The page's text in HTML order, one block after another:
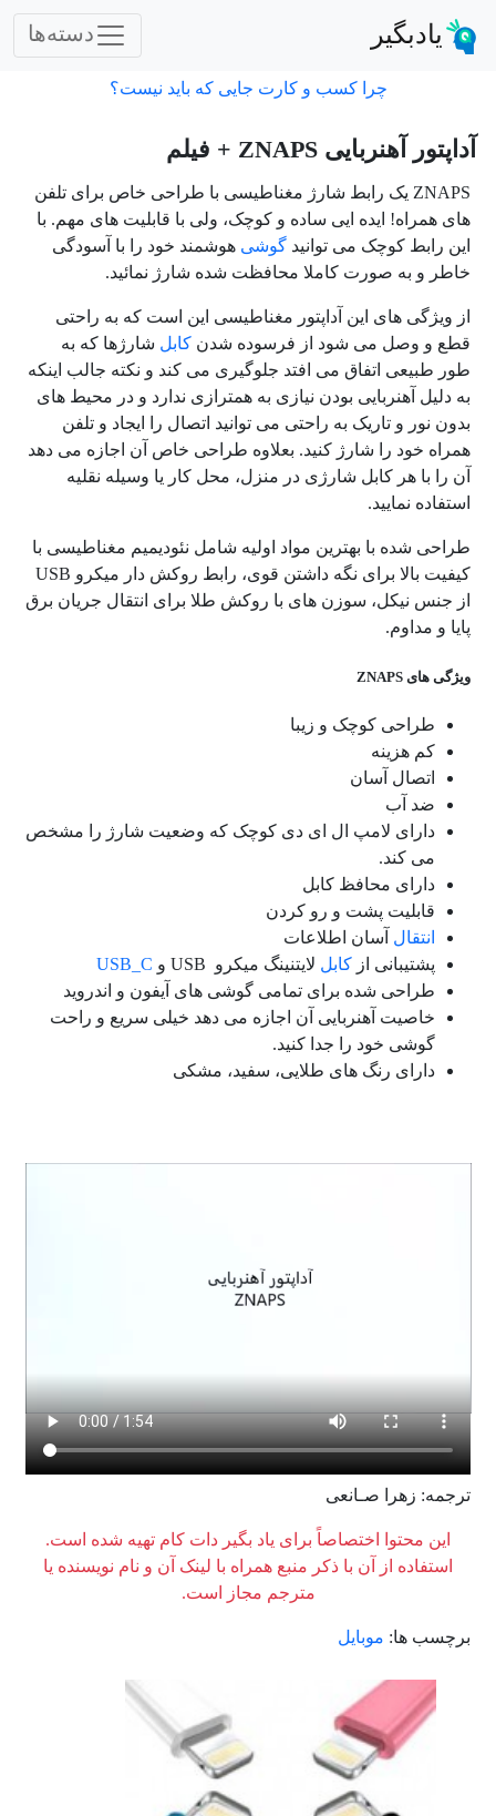
یادبگیر دسته‌ها
چرا کسب و کارت جایی که باید نیست؟
آداپتور آهنربایی ZNAPS + فیلم
ZNAPS یک رابط شارژ مغناطیسی با طراحی خاص برای تلفن
های همراه! ایده ایی ساده و کوچک، ولی با قابلیت های مهم. با
این رابط کوچک می توانید گوشی هوشمند خود را با آسودگی
خاطر و به صورت کاملا محافظت شده شارژ نمائید.
از ویژگی های این آداپتور مغناطیسی این است که به راحتی
قطع و وصل می شود از فرسوده شدن کابل شارژها که به
طور طبیعی اتفاق می افتد جلوگیری می کند و نکته جالب اینکه
به دلیل آهنربایی بودن نیازی به همترازی ندارد و در محیط های
بدون نور و تاریک به راحتی می توانید اتصال را ایجاد و تلفن
همراه خود را شارژ کنید. بعلاوه طراحی خاص آن اجازه می دهد
آن را با هر کابل شارژی در منزل، محل کار یا وسیله نقلیه
استفاده نمایید.
طراحی شده با بهترین مواد اولیه شامل نئودیمیم مغناطیسی با
کیفیت بالا برای نگه داشتن قوی، رابط روکش دار میکرو USB
از جنس نیکل، سوزن های با روکش طلا برای انتقال جریان برق
پایا و مداوم.
ویژگی های ZNAPS
طراحی کوچک و زیبا
کم هزینه
اتصال آسان
ضد آب
دارای لامپ ال ای دی کوچک که وضعیت شارژ را مشخص
می کند.
دارای محافظ کابل
قابلیت پشت و رو کردن
انتقال آسان اطلاعات
پشتیبانی از کابل لایتنینگ میکرو USBو USB_C
طراحی شده برای تمامی گوشی های آیفون و اندروید
خاصیت آهنربایی آن اجازه می دهد خیلی سریع و راحت
گوشی خود را جدا کنید.
دارای رنگ های طلایی، سفید، مشکی
ترجمه: زهرا صـانعی
این محتوا اختصاصاً برای یاد بگیر دات کام تهیه شده است.
استفاده از آن با ذکر منبع همراه با لینک آن و نام نویسنده یا
مترجم مجاز است.
برچسب ها: موبایل